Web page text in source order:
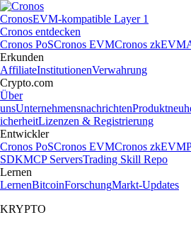
CronosEVM-kompatible Layer 1
Cronos entdecken
Cronos PoSCronos EVMCronos zkEVM
Erkunden
AffiliateInstitutionenVerwahrung
Crypto.com
Über
unsUnternehmensnachrichten
icherheitLizenzen & Registrierung
Entwickler
Cronos PoSCronos EVMCronos zkEVM
SDKMCP ServersTrading Skill Repo
Lernen
LernenBitcoinForschungMarkt-Updates
KRYPTO